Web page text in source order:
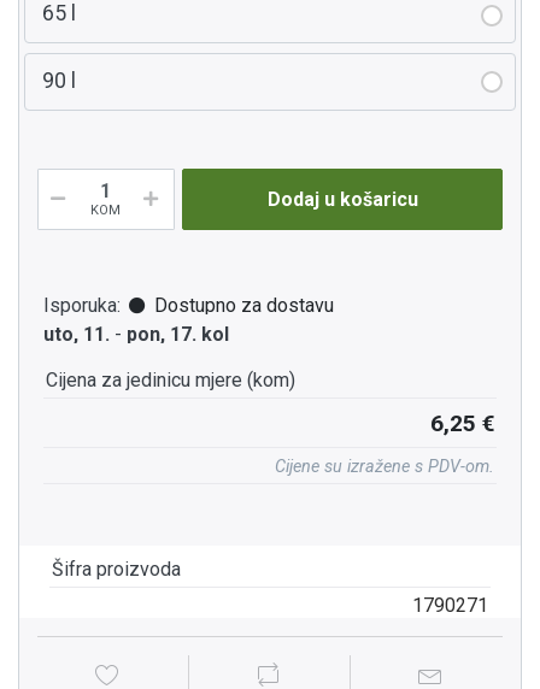
65 l
90 l
Šifra proizvoda
1790271
KOM Dodaj u košaricu
Isporuka:
Dostupno za dostavu
uto, 11. - pon, 17. kol
Cijena za jedinicu mjere (kom)
6,25 €
Cijene su izražene s PDV-om.